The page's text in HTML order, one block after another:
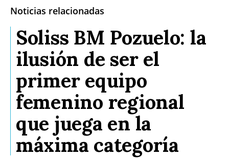
Noticias relacionadas
Soliss BM Pozuelo: la
ilusión de ser el
primer equipo
femenino regional
que juega en la
máxima categoría